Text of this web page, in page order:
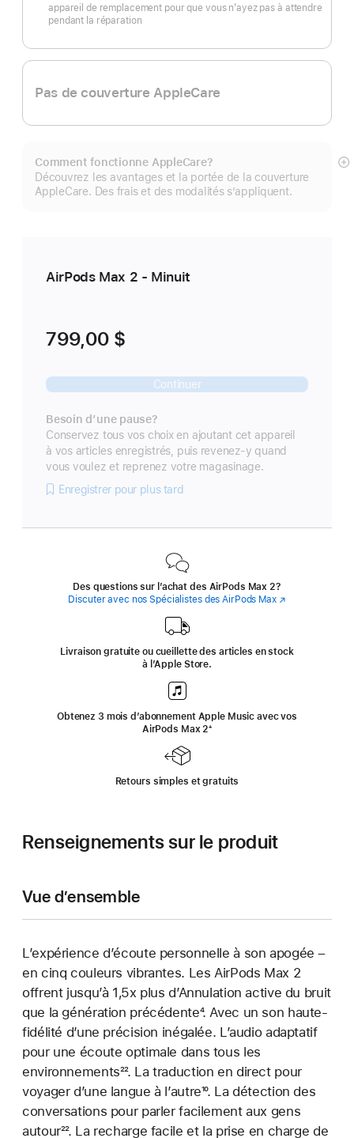
appareil de remplacement pour que vous n’ayez pas à attendre
pendant la réparation
Pas de couverture AppleCare
Comment fonctionne AppleCare?
Découvrez les avantages et la portée de la couverture
AppleCare. Des frais et des modalités s’appliquent.
AirPods Max 2 - Minuit
799,00 $
Continuer
Besoin d’une pause?
Conservez tous vos choix en ajoutant cet appareil
à vos articles enregistrés, puis revenez-y quand
vous voulez et reprenez votre magasinage.
Enregistrer pour plus tard
Des questions sur l’achat des AirPods Max 2?
Discuter avec nos Spécialistes des AirPods Max(s’ouvre
fenêtre)
Livraison gratuite ou cueillette des articles en stock
à l’Apple Store.
Obtenez 3 mois d’abonnement Apple Music avec vos
AirPods Max 2‍Note
page
‍⁺
Retours simples et gratuits
Renseignements sur le produit
Vue d’ensemble
L’expérience d’écoute personnelle à son apogée –
en cinq couleurs vibrantes. Les AirPods Max 2
offrent jusqu’à 1,5x plus d’Annulation active du bruit
que la génération précédenteNote
de
bas
de
page
⁴. Avec un son haute-
fidélité d’une précision inégalée. L’audio adaptatif
pour une écoute optimale dans tous les
environnementsNote
de
bas
de
²². La traduction en direct pour
voyager d’une langue à l’autreNote
de
bas
¹⁰. La détection des
conversations pour parler facilement aux gens
autourNote
²². La recharge facile et la prise en charge de